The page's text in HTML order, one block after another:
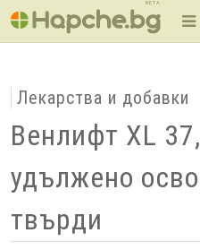
BETA
Лекарства и добавки
Венлифт XL
удължено
твърди